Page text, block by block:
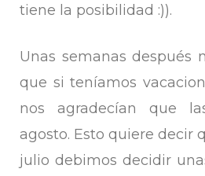
tiene la posibilidad :)).
Unas semanas después
que si teníamos
nos agradecían que
agosto. Esto quiere decir
julio debimos decidir